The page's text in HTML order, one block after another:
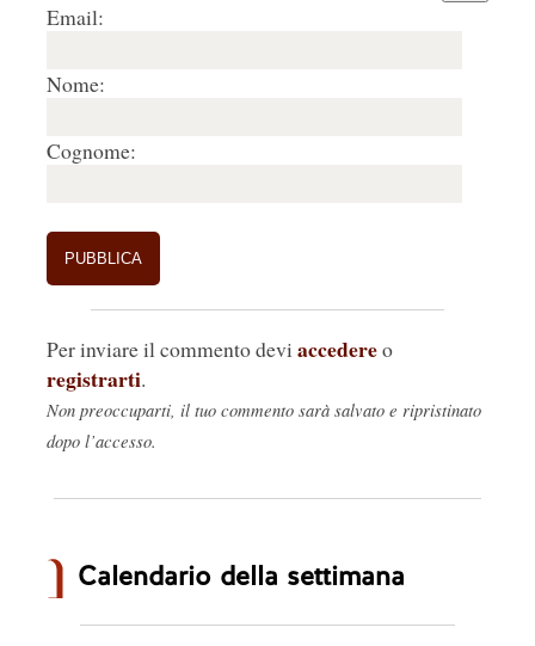
Email:
Nome:
Cognome:
Per inviare il commento devi accedereo
registrarti.
Non preoccuparti, il tuo commento sarà salvato e ripristinato
dopo l’accesso.
Calendario della settimana